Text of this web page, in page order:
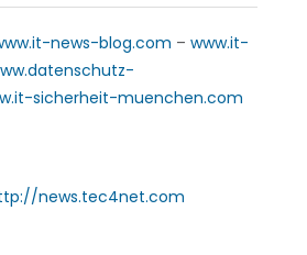
news-blog.com – www.it-
sicherheit-muenchen.com
news.tec4net.com